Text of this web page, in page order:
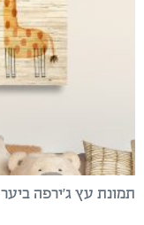
תמונת עץ ג’ירפה ביער